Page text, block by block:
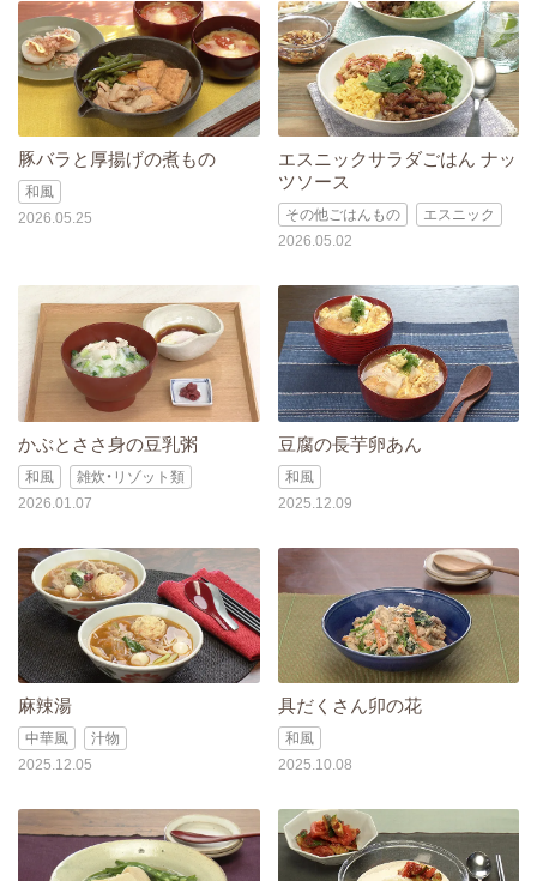
豚バラと厚揚げの煮もの
和風
2026.05.25
エスニックサラダごはん ナッ
ツソース
その他ごはんもの
エスニック
2026.05.02
かぶとささ身の豆乳粥
和風
雑炊・リゾット類
2026.01.07
豆腐の長芋卵あん
和風
2025.12.09
麻辣湯
中華風
汁物
2025.12.05
具だくさん卯の花
和風
2025.10.08